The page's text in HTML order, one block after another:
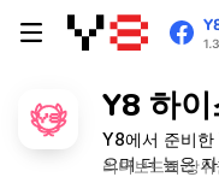
Y8 하
Y8에서 준비한
으며 더 높은
리더보드의 상